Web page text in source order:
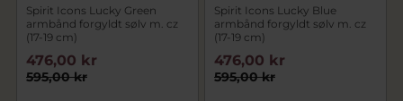
Spirit Icons Lucky Green
armbånd forgyldt sølv m. cz
(17-19 cm)
595,00 kr
476,00 kr
Spirit Icons Lucky Blue
armbånd forgyldt sølv m. cz
(17-19 cm)
595,00 kr
476,00 kr